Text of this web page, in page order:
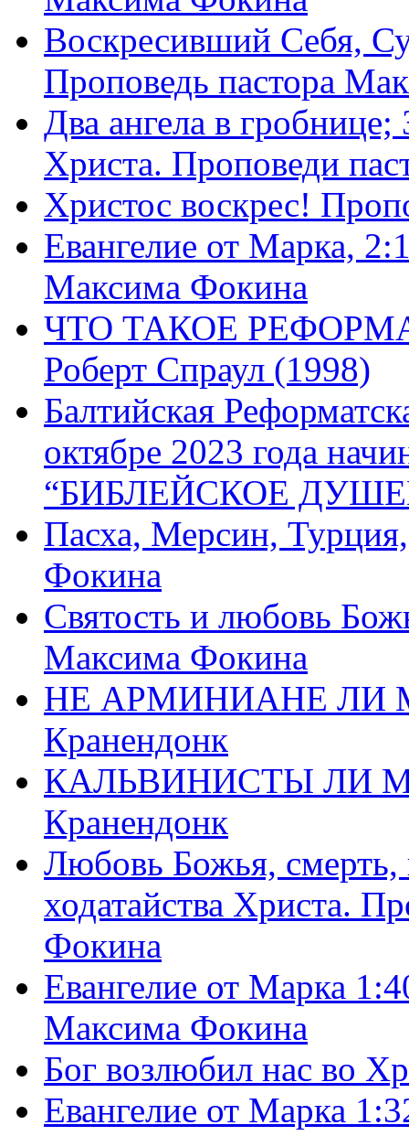
Воскресивший Себя,
Проповедь пастора
Два ангела в
Христа. Проповеди
Христос воскрес!
Евангелие от Марка,
Максима Фокина
ЧТО ТАКОЕ
Роберт Спраул (1998)
Балтийская
октябре 2023 года
“БИБЛЕЙСКОЕ
Пасха, Мерсин,
Фокина
Святость и любовь
Максима Фокина
НЕ АРМИНИАНЕ ЛИ
Кранендонк
КАЛЬВИНИСТЫ ЛИ
Кранендонк
Любовь Божья, смерть,
ходатайства Христа.
Фокина
Евангелие от Марка
Максима Фокина
Бог возлюбил нас во
Евангелие от Марка